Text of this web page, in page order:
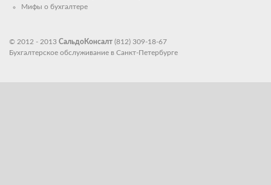
Мифы о бухгалтере
© 2012 - 2013 СальдоКонсалт (812) 309-18-67
Бухгалтерское обслуживание в Санкт-Петербурге